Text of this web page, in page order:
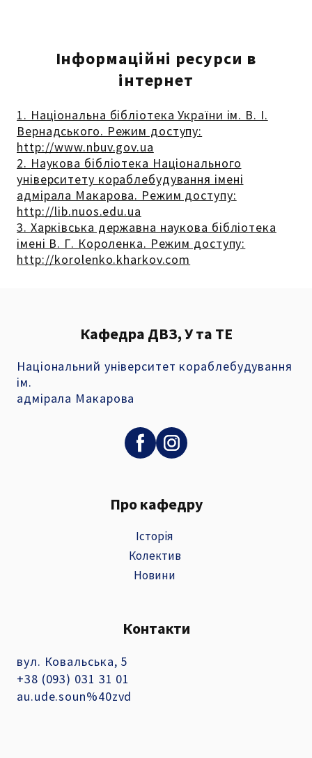
Інформаційні ресурси в
інтернет
1. Національна бібліотека України ім. В. І.
Вернадського. Режим доступу:
http://www.nbuv.gov.ua
2. Наукова бібліотека Національного
університету кораблебудування імені
адмірала Макарова. Режим доступу:
http://lib.nuos.edu.ua
3. Харківська державна наукова бібліотека
імені В. Г. Короленка. Режим доступу:
http://korolenko.kharkov.com
Кафедра ДВЗ, У та ТЕ
Національний університет кораблебудування
ім.
адмірала Макарова
Про кафедру
Історія
Колектив
Новини
Контакти
вул. Ковальська, 5
+38 (093) 031 31 01
au.ude.soun%40zvd